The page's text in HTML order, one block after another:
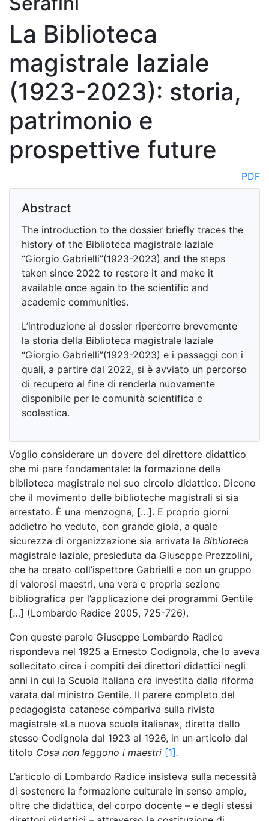
La Biblioteca
magistrale laziale
(1923-2023): storia,
patrimonio e
prospettive future
PDF
Abstract
The introduction to the dossier briefly traces the
history of the Biblioteca magistrale laziale
“Giorgio Gabrielli”(1923-2023) and the steps
taken since 2022 to restore it and make it
available once again to the scientific and
academic communities.
L’introduzione al dossier ripercorre brevemente
la storia della Biblioteca magistrale laziale
“Giorgio Gabrielli”(1923-2023) e i passaggi con i
quali, a partire dal 2022, si è avviato un percorso
di recupero al fine di renderla nuovamente
disponibile per le comunità scientifica e
scolastica.
Voglio considerare un dovere del direttore didattico
che mi pare fondamentale: la formazione della
biblioteca magistrale nel suo circolo didattico. Dicono
che il movimento delle biblioteche magistrali si sia
arrestato. È una menzogna; […]. E proprio giorni
addietro ho veduto, con grande gioia, a quale
sicurezza di organizzazione sia arrivata la Biblioteca
magistrale laziale, presieduta da Giuseppe Prezzolini,
che ha creato coll’ispettore Gabrielli e con un gruppo
di valorosi maestri, una vera e propria sezione
bibliografica per l’applicazione dei programmi Gentile
[…] (Lombardo Radice 2005, 725-726).
Con queste parole Giuseppe Lombardo Radice
rispondeva nel 1925 a Ernesto Codignola, che lo aveva
sollecitato circa i compiti dei direttori didattici negli
anni in cui la Scuola italiana era investita dalla riforma
varata dal ministro Gentile. Il parere completo del
pedagogista catanese compariva sulla rivista
magistrale «La nuova scuola italiana», diretta dallo
stesso Codignola dal 1923 al 1926, in un articolo dal
titolo Cosa non leggono i maestri [1].
L’articolo di Lombardo Radice insisteva sulla necessità
di sostenere la formazione culturale in senso ampio,
oltre che didattica, del corpo docente – e degli stessi